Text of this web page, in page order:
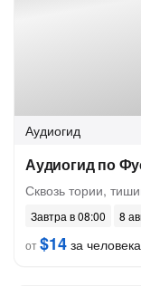
Аудиогид
Аудиогид по
Сквозь тории,
Завтра в 08:00
8
от$14 за человека